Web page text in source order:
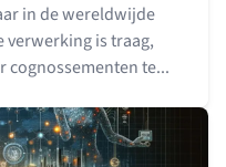
in de wereldwijde
verwerking is traag,
cognossementen te...